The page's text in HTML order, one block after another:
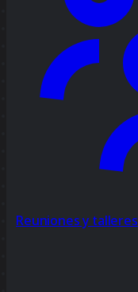
Reuniones y talleres